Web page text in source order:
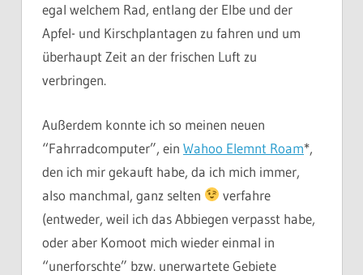
egal welchem Rad, entlang der Elbe und der
Apfel- und Kirschplantagen zu fahren und um
überhaupt Zeit an der frischen Luft zu
verbringen.
Außerdem konnte ich so meinen neuen
“Fahrradcomputer”, ein Wahoo Elemnt Roam*,
den ich mir gekauft habe, da ich mich immer,
also manchmal, ganz selten
verfahre
(entweder, weil ich das Abbiegen verpasst habe,
oder aber Komoot mich wieder einmal in
“unerforschte” bzw. unerwartete Gebiete